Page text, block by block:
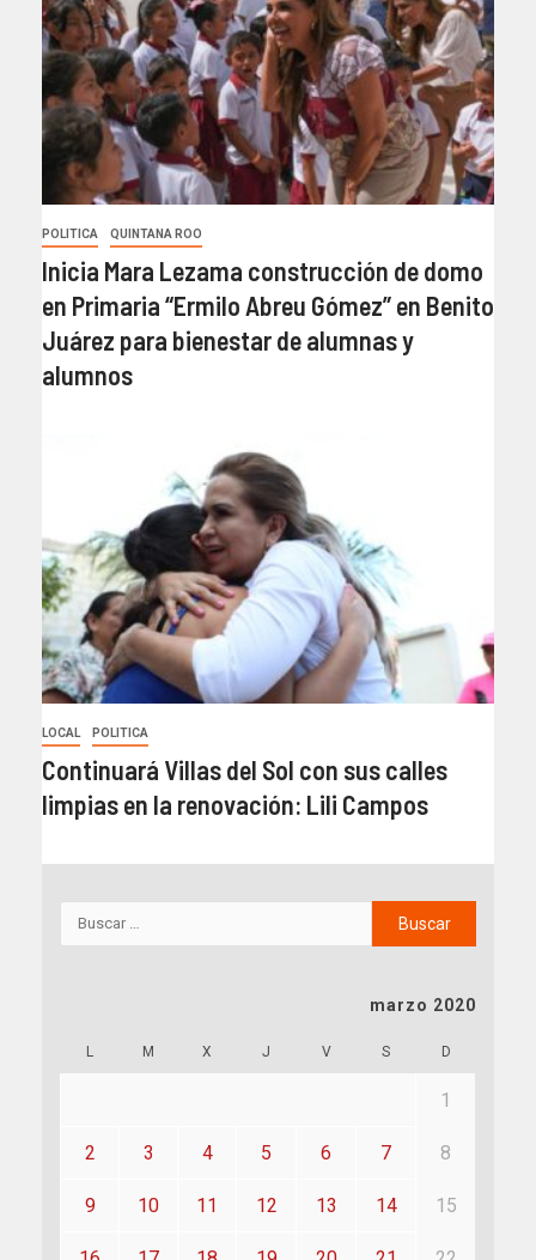
POLITICA QUINTANA ROO
Inicia Mara Lezama construcción de domo
en Primaria “Ermilo Abreu Gómez” en Benito
Juárez para bienestar de alumnas y
alumnos
LOCAL POLITICA
Continuará Villas del Sol con sus calles
limpias en la renovación: Lili Campos
marzo 2020
L M X J V S D
1
2 3 4 5 6 7 8
9 10 11 12 13 14 15